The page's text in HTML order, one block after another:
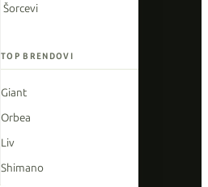
Šorcevi
TOP BRENDOVI
Giant
Orbea
Liv
Shimano